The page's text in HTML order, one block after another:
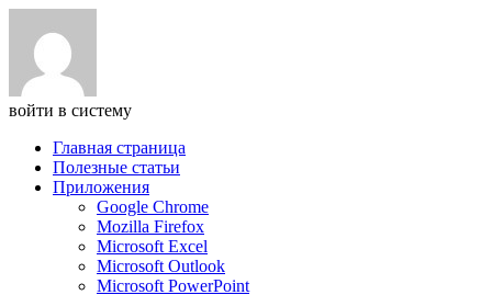
войти в систему
Главная страница
Полезные статьи
Приложения
Google Chrome
Mozilla Firefox
Microsoft Excel
Microsoft Outlook
Microsoft PowerPoint